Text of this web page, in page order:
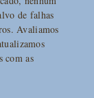
de falhas
Avaliamos
com as